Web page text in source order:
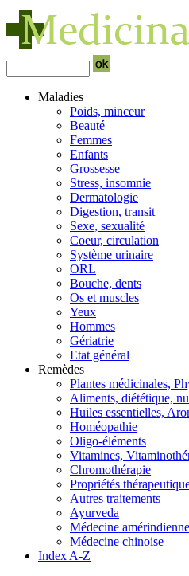
Maladies
Poids, minceur
Beauté
Femmes
Enfants
Grossesse
Stress, insomnie
Dermatologie
Digestion, transit
Sexe, sexualité
Coeur, circulation
Système urinaire
ORL
Bouche, dents
Os et muscles
Yeux
Hommes
Gériatrie
Etat général
Remèdes
Plantes médicinales,
Aliments, diététique,
Huiles essentielles,
Homéopathie
Oligo-éléments
Vitamines,
Chromothérapie
Propriétés
Autres traitements
Ayurveda
Médecine amérindienne
Médecine chinoise
Index A-Z